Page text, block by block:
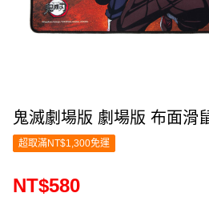
鬼滅劇場版 劇場版 布面滑
超取滿NT$1,300免運
NT$580